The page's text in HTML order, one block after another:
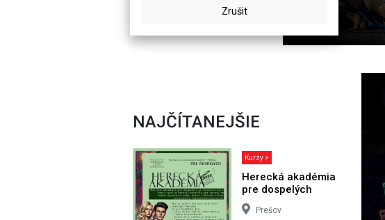
NAJČÍTANEJŠIE
Kurzy >
Herecká akadémia
pre dospelých
Prešov